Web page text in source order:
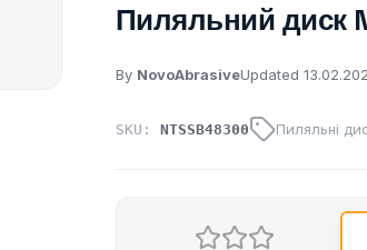
Пиляльний диск
By NovoAbrasiveUpdated
SKU: NTSSB48300 Пиляльні